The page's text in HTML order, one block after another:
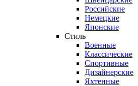
Российские
Немецкие
Японские
Стиль
Военные
Классические
Спортивные
Дизайнерские
Яхтенные